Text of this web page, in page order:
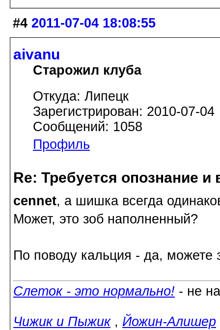
#4 2011-07-04 18:08:55
aivanu
Старожил клуба
Откуда: Липецк
Зарегистрирован: 2010-07-04
Сообщений: 1058
Профиль
Re: Требуется опознание
cennet, а шишка всегда
Может, это зоб наполненный?
По поводу кальция - да, можете
Слеток - это нормально! - не
Чижик и Пыжик, Йожин-Алишер